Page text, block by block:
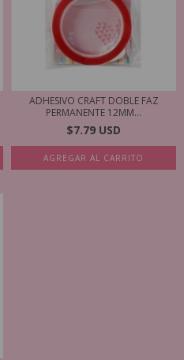
ADHESIVO CRAFT DOBLE FAZ
PERMANENTE 12MM...
$7.79 USD